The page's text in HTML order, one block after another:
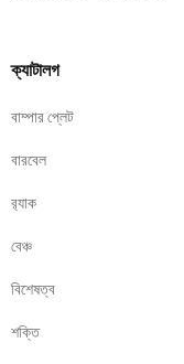
ক্যাটালগ
বাম্পার প্লেট
বারবেল
র‍্যাক
বেঞ্চ
বিশেষত্ব
শক্তি